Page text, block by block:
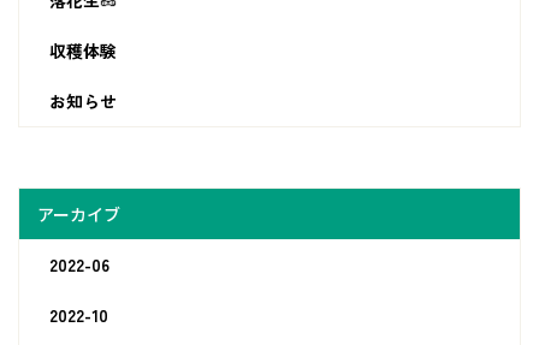
収穫体験
お知らせ
アーカイブ
2022-06
2022-10